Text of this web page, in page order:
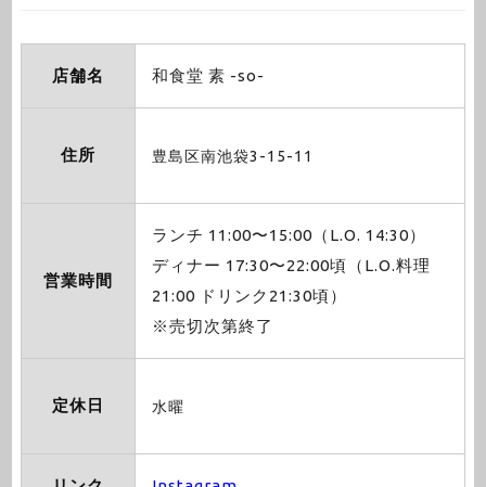
店舗名 和食堂 素 -so-
住所 豊島区南池袋3-15-11
営業時間
ランチ 11:00〜15:00（L.O. 14:30）
ディナー 17:30〜22:00頃（L.O.料理
21:00 ドリンク21:30頃）
※売切次第終了
定休日 水曜